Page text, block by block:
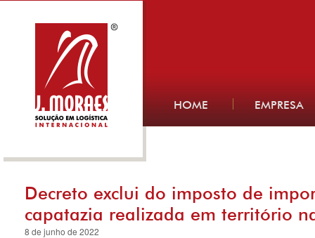
HOME EMPRESA
Decreto exclui do imposto de
capatazia realizada em território
8 de junho de 2022